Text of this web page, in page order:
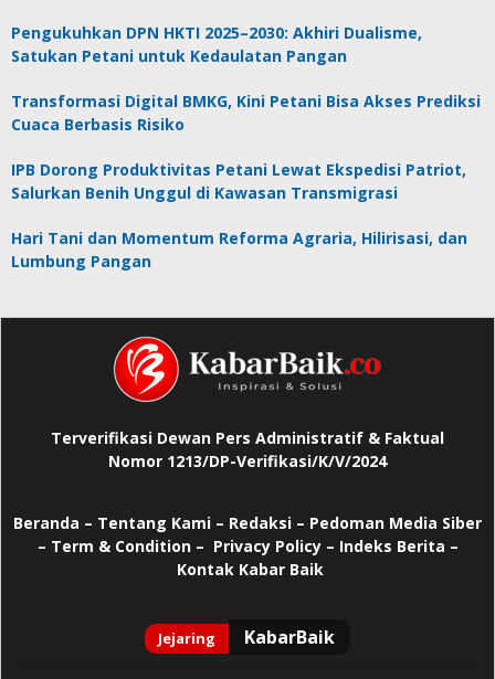
Pengukuhkan DPN HKTI 2025–2030: Akhiri Dualisme,
Satukan Petani untuk Kedaulatan Pangan
Transformasi Digital BMKG, Kini Petani Bisa Akses Prediksi
Cuaca Berbasis Risiko
IPB Dorong Produktivitas Petani Lewat Ekspedisi Patriot,
Salurkan Benih Unggul di Kawasan Transmigrasi
Hari Tani dan Momentum Reforma Agraria, Hilirisasi, dan
Lumbung Pangan
Terverifikasi Dewan Pers Administratif & Faktual
Nomor 1213/DP-Verifikasi/K/V/2024
Beranda – Tentang Kami – Redaksi – Pedoman Media Siber
– Term & Condition – Privacy Policy– Indeks Berita –
Kontak Kabar Baik